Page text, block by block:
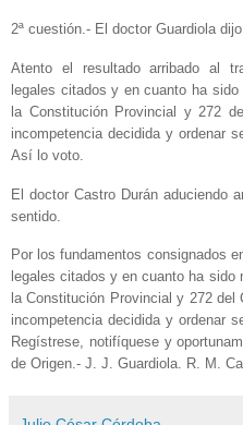
2ª cuestión.- El doctor Guardiola
Atento el resultado arribado al
legales citados y en cuanto ha
la Constitución Provincial y 272
incompetencia decidida y ordenar
Así lo voto.
El doctor Castro Durán aduciendo
sentido.
Por los fundamentos consignados
legales citados y en cuanto ha
la Constitución Provincial y 272
incompetencia decidida y ordenar
Regístrese, notifíquese y
de Origen.- J. J. Guardiola. R. M.